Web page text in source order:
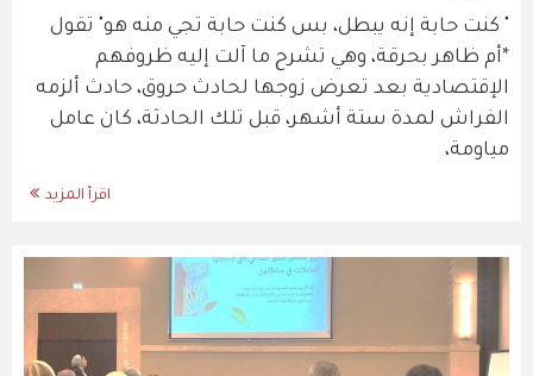
" كنت حابة إنه يبطل، بس كنت حابة تجي منه هو" تقول
*أم ظاهر بحرقة، وهي تشرح ما آلت إليه ظروفهم
الإقتصادية بعد تعرض زوجها لحادث حروق، حادث ألزمه
الفراش لمدة ستة أشهر، قبل تلك الحادثة، كان عامل
مياومة،
اقرأ المزيد